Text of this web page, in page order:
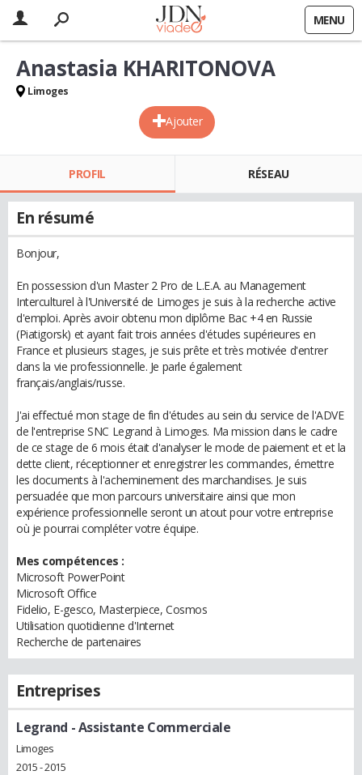
MENU
Ajouter
Anastasia KHARITONOVA
Limoges
PROFIL RÉSEAU
En résumé
Bonjour,
En possession d'un Master 2 Pro de L.E.A. au Management
Interculturel à l'Université de Limoges je suis à la recherche active
d'emploi. Après avoir obtenu mon diplôme Bac +4 en Russie
(Piatigorsk) et ayant fait trois années d'études supérieures en
France et plusieurs stages, je suis prête et très motivée d'entrer
dans la vie professionnelle. Je parle également
français/anglais/russe.
J'ai effectué mon stage de fin d'études au sein du service de l'ADVE
de l'entreprise SNC Legrand à Limoges. Ma mission dans le cadre
de ce stage de 6 mois était d'analyser le mode de paiement et et la
dette client, réceptionner et enregistrer les commandes, émettre
les documents à l'acheminement des marchandises. Je suis
persuadée que mon parcours universitaire ainsi que mon
expérience professionnelle seront un atout pour votre entreprise
où je pourrai compléter votre équipe.
Mes compétences :
Microsoft PowerPoint
Microsoft Office
Fidelio, E-gesco, Masterpiece, Cosmos
Utilisation quotidienne d'Internet
Recherche de partenaires
Entreprises
Legrand - Assistante Commerciale
Limoges
2015 - 2015